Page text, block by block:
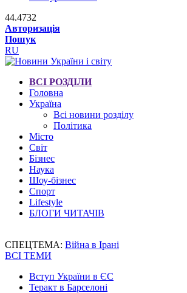
44.4732
Авторизація
Пошук
RU
ВСІ РОЗДІЛИ
Головна
Україна
Всі новини розділу
Політика
Місто
Світ
Бізнес
Наука
Шоу-бізнес
Спорт
Lifestyle
БЛОГИ ЧИТАЧІВ
СПЕЦТЕМА: Війна в Ірані
ВСІ ТЕМИ
Вступ України в ЄС
Теракт в Барселоні